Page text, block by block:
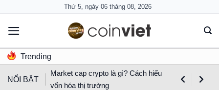
content
Thứ 5, ngày 06 tháng 08, 2026
Trending
NỔI BẬT
Market cap crypto là gì? Cách hiểu
vốn hóa thị trường